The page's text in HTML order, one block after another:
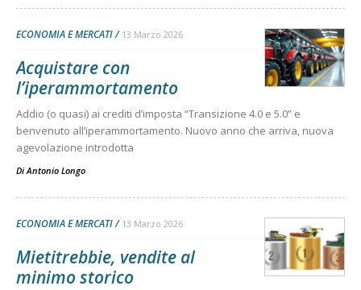
ECONOMIA E MERCATI 13 Marzo 2026
Acquistare con
l’iperammortamento
Addio (o quasi) ai crediti d’imposta “Transizione 4.0 e 5.0” e
benvenuto all’iperammortamento. Nuovo anno che arriva, nuova
agevolazione introdotta
DiAntonio Longo
ECONOMIA E MERCATI 13 Marzo 2026
Mietitrebbie, vendite al
minimo storico